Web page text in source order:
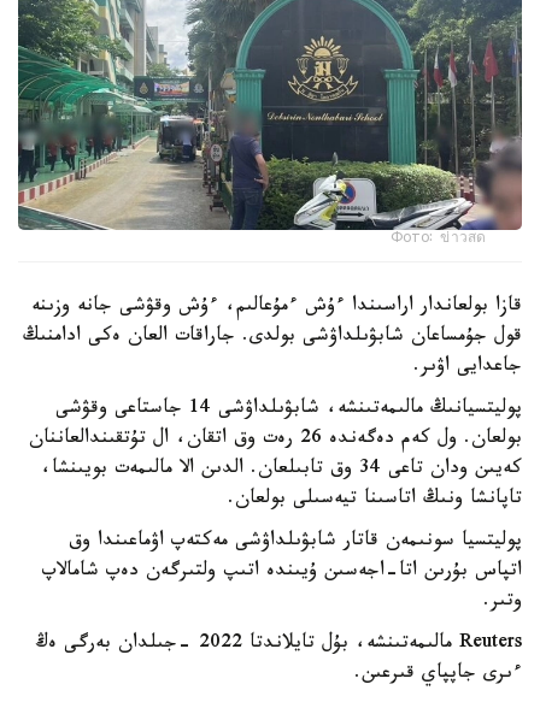
Фото: ข่าวสด
قازا بولعاندار اراسىندا ءۇش ءمۇعالىم، ءۇش وقۋشى جانە وزىنە
قول جۇمساعان شابۋىلداۋشى بولدى. جاراقات العان ەكى ادامنىڭ
جاعدايى اۋىر.
پوليتسيانىڭ مالىمەتىنشە، شابۋىلداۋشى 14 جاستاعى وقۋشى
بولعان. ول كەم دەگەندە 26 رەت وق اتقان، ال تۇتقىندالعاننان
كەيىن ودان تاعى 34 وق تابىلعان. الدىن الا مالىمەت بويىنشا،
تاپانشا ونىڭ اتاسىنا تيەسىلى بولعان.
پوليتسيا سونىمەن قاتار شابۋىلداۋشى مەكتەپ اۋماعىندا وق
اتپاس بۇرىن اتا-اجەسىن ۇيىندە اتىپ ولتىرگەن دەپ شامالاپ
وتىر.
Reuters مالىمەتىنشە، بۇل تايلاندتا 2022 -جىلدان بەرگى ەڭ
ءىرى جاپپاي قىرعىن.